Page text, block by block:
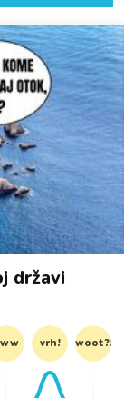
državi
vrh! woot?!